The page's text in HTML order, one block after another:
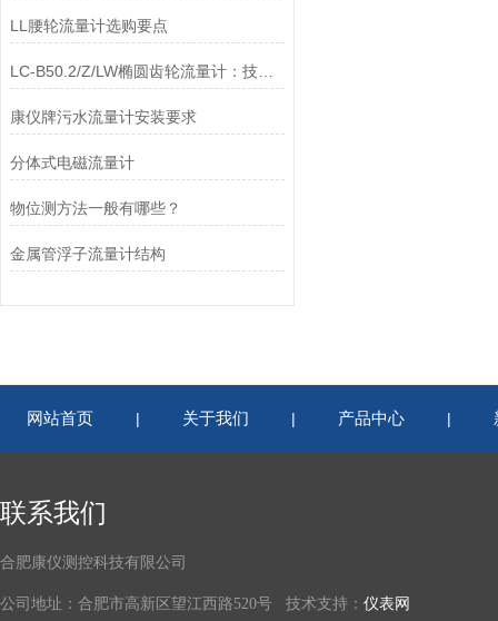
LL腰轮流量计选购要点
LC-B50.2/Z/LW椭圆齿轮流量计：技术升级与工业场景适配性分析
康仪牌污水流量计安装要求
分体式电磁流量计
物位测方法一般有哪些？
金属管浮子流量计结构
网站首页 | 关于我们 | 产品中心 |
联系我们
合肥康仪测控科技有限公司
公司地址：合肥市高新区望江西路520号 技术支持： 仪表网